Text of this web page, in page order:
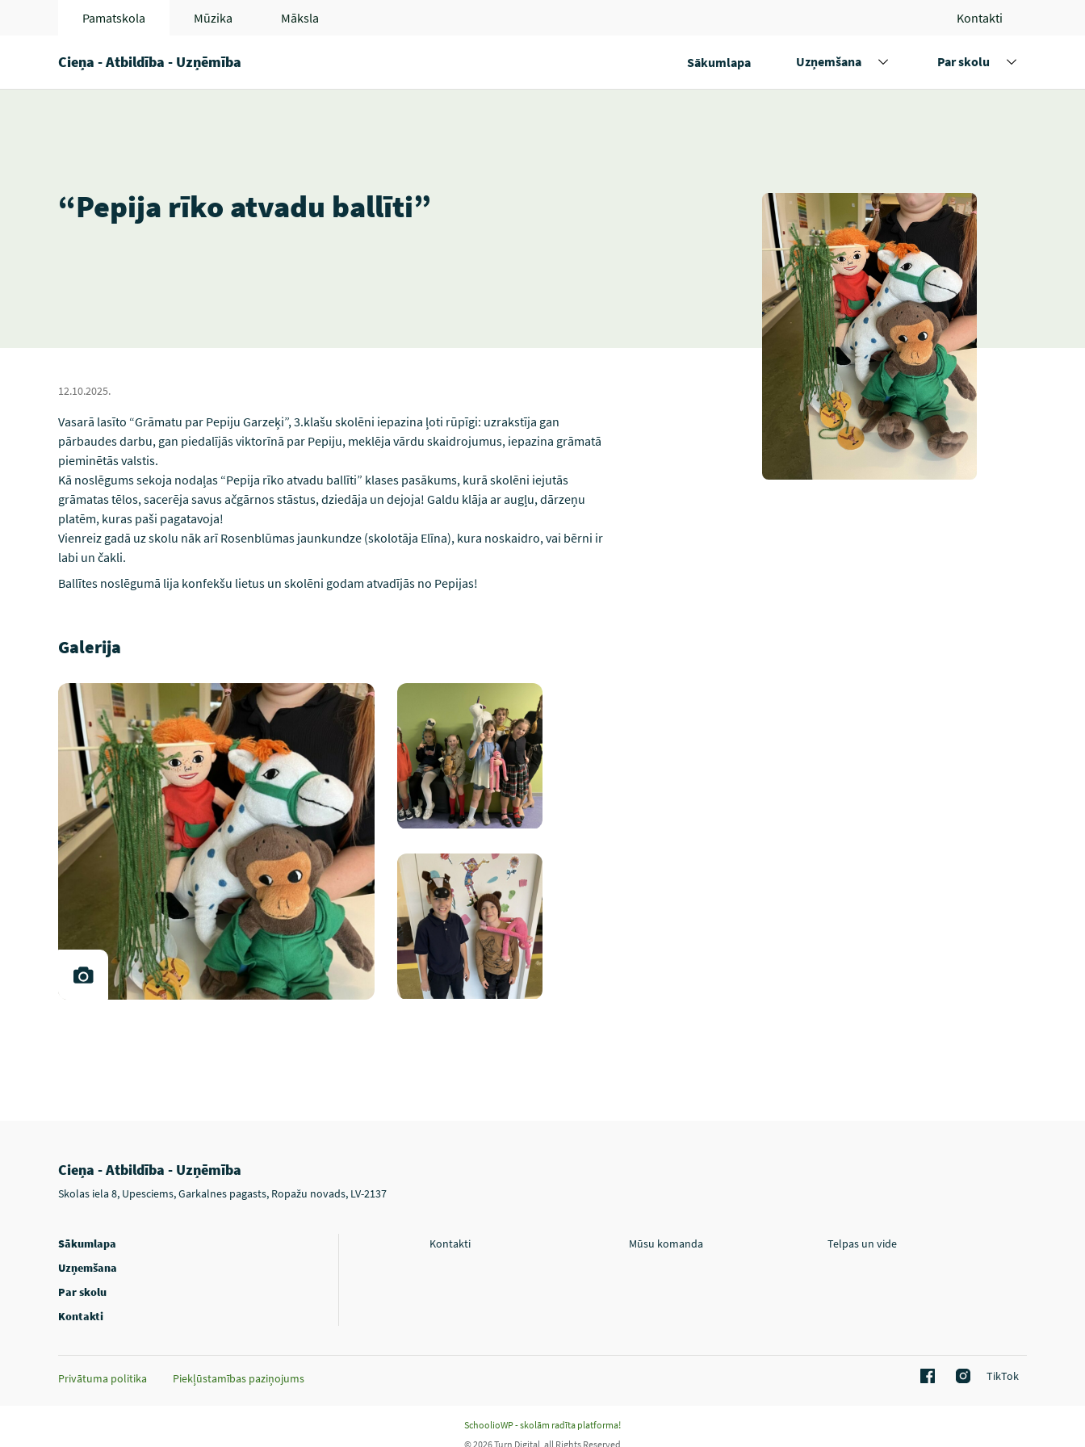
Pamatskola Mūzika Māksla Kontakti
Cieņa - Atbildība - Uzņēmība Sākumlapa Uzņemšana Par skolu
“Pepija rīko atvadu ballīti”
12.10.2025.
Vasarā lasīto “Grāmatu par Pepiju Garzeķi”, 3.klašu skolēni iepazina ļoti rūpīgi: uzrakstīja gan
pārbaudes darbu, gan piedalījās viktorīnā par Pepiju, meklēja vārdu skaidrojumus, iepazina grāmatā
pieminētās valstis.
Kā noslēgums sekoja nodaļas “Pepija rīko atvadu ballīti” klases pasākums, kurā skolēni iejutās
grāmatas tēlos, sacerēja savus ačgārnos stāstus, dziedāja un dejoja! Galdu klāja ar augļu, dārzeņu
platēm, kuras paši pagatavoja!
Vienreiz gadā uz skolu nāk arī Rosenblūmas jaunkundze (skolotāja Elīna), kura noskaidro, vai bērni ir
labi un čakli.
Ballītes noslēgumā lija konfekšu lietus un skolēni godam atvadījās no Pepijas!
Galerija
Cieņa - Atbildība - Uzņēmība
Skolas iela 8, Upesciems, Garkalnes pagasts, Ropažu novads, LV-2137
Sākumlapa
Uzņemšana
Par skolu
Kontakti
Kontakti Mūsu komanda Telpas un vide
Privātuma politika Piekļūstamības paziņojums TikTok
SchoolioWP - skolām radīta platforma!
© 2026 Turn Digital, all Rights Reserved